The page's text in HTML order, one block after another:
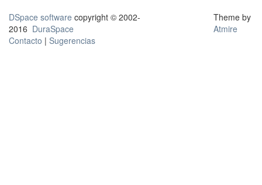
DSpace software copyright © 2002-
2016 DuraSpace
Contacto | Sugerencias
Theme by
Atmire